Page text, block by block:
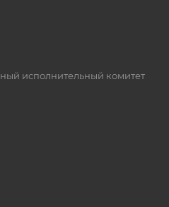
исполнительный комитет